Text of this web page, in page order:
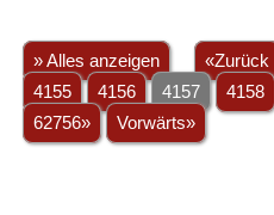
» Alles anzeigen «Zurück
4155
4156 4157 4158
62756»
Vorwärts»